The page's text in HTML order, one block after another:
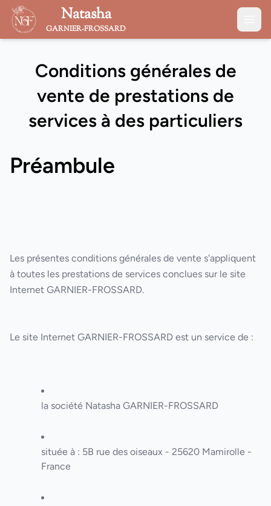
Natasha
GARNIER-FROSSARD
Conditions générales de
vente de prestations de
services à des particuliers
Préambule
Les présentes conditions générales de vente s'appliquent
à toutes les prestations de services conclues sur le site
Internet GARNIER-FROSSARD.
Le site Internet GARNIER-FROSSARD est un service de :
la société Natasha GARNIER-FROSSARD
située à : 5B rue des oiseaux - 25620 Mamirolle -
France